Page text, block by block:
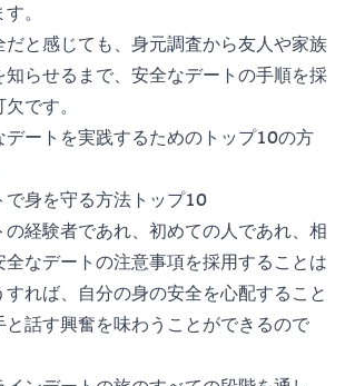
。
と感じても、身元調査から友人や家族
らせるまで、安全なデートの手順を採
です。
デートを実践するためのトップ10の方
身を守る方法トップ10
経験者であれ、初めての人であれ、相
なデートの注意事項を採用することは
れば、自分の身の安全を心配すること
話す興奮を味わうことができるので